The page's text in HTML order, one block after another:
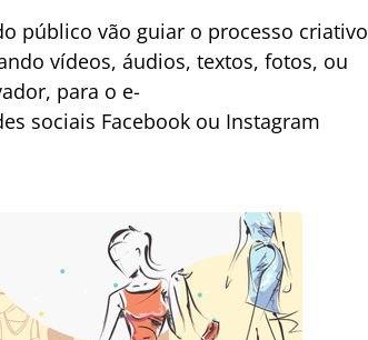
público vão guiar o processo criativo
vídeos, áudios, textos, fotos, ou
para o e-
sociais Facebook ou Instagram